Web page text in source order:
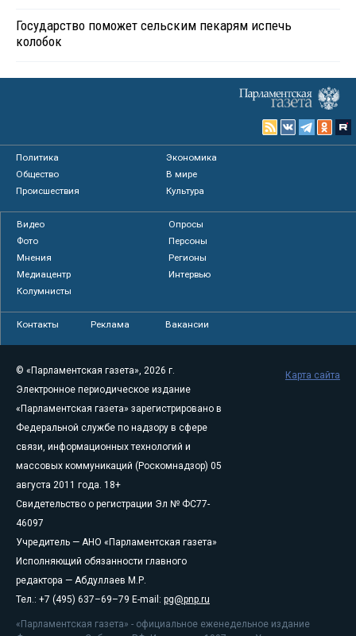
Государство поможет сельским пекарям испечь
колобок
Политика
Экономика
Общество
В мире
Происшествия
Культура
Видео
Опросы
Фото
Персоны
Мнения
Регионы
Медиацентр
Интервью
Колумнисты
Контакты Реклама Вакансии
© «Парламентская газета», 2026 г.
Электронное периодическое издание
«Парламентская газета» зарегистрировано в
Федеральной службе по надзору в сфере
связи, информационных технологий и
массовых коммуникаций (Роскомнадзор) 05
августа 2011 года. 18+
Свидетельство о регистрации Эл № ФС77-
46097
Учредитель — АНО «Парламентская газета»
Исполняющий обязанности главного
редактора — Абдуллаев М.Р.
Тел.: +7 (495) 637–69–79 E-mail: pg@pnp.ru
«Парламентская газета» - официальное еженедельное издание
Карта сайта